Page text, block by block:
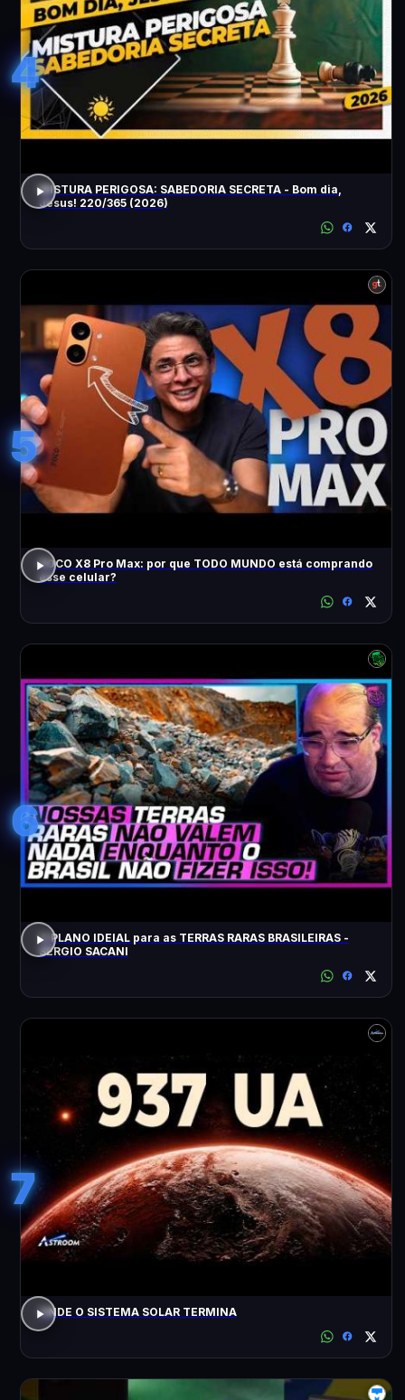
4
MISTURA PERIGOSA: SABEDORIA SECRETA - Bom dia,
Jesus! 220/365 (2026)
5
POCO X8 Pro Max: por que TODO MUNDO está comprando
esse celular?
6
O PLANO IDEIAL para as TERRAS RARAS BRASILEIRAS -
SÉRGIO SACANI
7
ONDE O SISTEMA SOLAR TERMINA